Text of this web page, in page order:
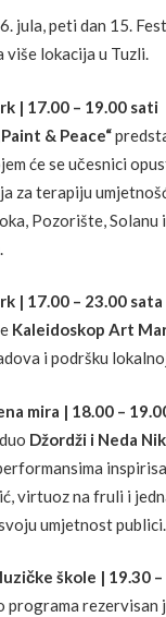
jula, peti dan 15.
više lokacija u Tuzli.
| 17.00 – 19.00 sati
& Peace“
će se učesnici
za terapiju
Pozorište,
| 17.00 – 23.00 sata
Kaleidoskop Art
i podršku
mira | 18.00 –
Džordži i Neda
virtuoz na fruli i
umjetnost publici.
škole | 19.30
programa rezervisan